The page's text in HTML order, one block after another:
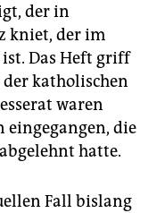
der in
kniet, der im
Das Heft griff
katholischen
waren
eingegangen, die
hatte.
Fall bislang